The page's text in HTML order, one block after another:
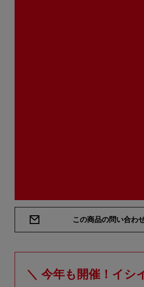
この商品の問い合わ
＼ 今年も開催！イシ